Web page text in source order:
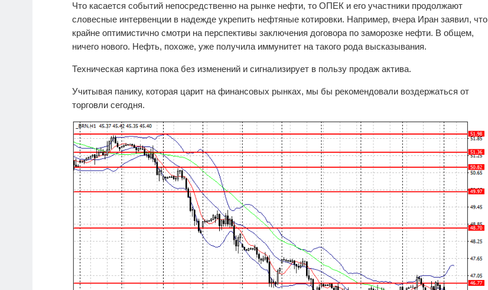
Что касается событий непосредственно на рынке нефти, то ОПЕК и его участники продолжают
словесные интервенции в надежде укрепить нефтяные котировки. Например, вчера Иран заявил, что
крайне оптимистично смотри на перспективы заключения договора по заморозке нефти. В общем,
ничего нового. Нефть, похоже, уже получила иммунитет на такого рода высказывания.
Техническая картина пока без изменений и сигнализирует в пользу продаж актива.
Учитывая панику, которая царит на финансовых рынках, мы бы рекомендовали воздержаться от
торговли сегодня.